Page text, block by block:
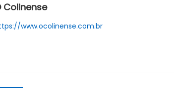
Colinense
www.ocolinense.com.br